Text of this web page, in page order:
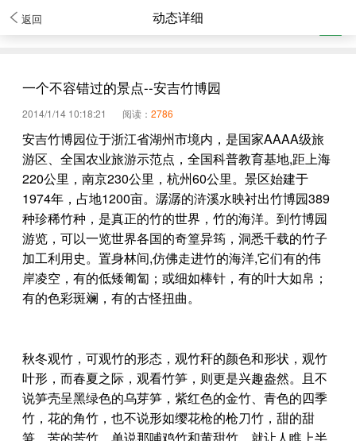
返回 动态详细
一个不容错过的景点--安吉竹博园
2014/1/14 10:18:21 阅读：2786
安吉竹博园位于浙江省湖州市境内，是国家AAAA级旅
游区、全国农业旅游示范点，全国科普教育基地,距上海
220公里，南京230公里，杭州60公里。景区始建于
1974年，占地1200亩。潺潺的浒溪水映衬出竹博园389
种珍稀竹种，是真正的竹的世界，竹的海洋。到竹博园
游览，可以一览世界各国的奇篁异筠，洞悉千载的竹子
加工利用史。置身林间,仿佛走进竹的海洋,它们有的伟
岸凌空，有的低矮匍匐；或细如棒针，有的叶大如帛；
有的色彩斑斓，有的古怪扭曲。
秋冬观竹，可观竹的形态，观竹秆的颜色和形状，观竹
叶形，而春夏之际，观看竹笋，则更是兴趣盎然。且不
说笋壳呈黑绿色的乌芽笋，紫红色的金竹、青色的四季
竹，花的角竹，也不说形如缨花枪的枪刀竹，甜的甜
笋，苦的苦竹，单说那哺鸡竹和黄甜竹，就让人瞧上半